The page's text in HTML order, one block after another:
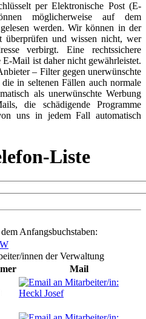
per Elektronische Post (E-
möglicherweise auf dem
werden. Wir können in der
überprüfen und wissen nicht, wer
verbirgt. Eine rechtssichere
Mail ist daher nicht gewährleistet.
– Filter gegen unerwünschte
in seltenen Fällen auch normale
als unerwünschte Werbung
die schädigende Programme
uns in jedem Fall automatisch
Liste
Anfangsbuchstaben:
W
innen der Verwaltung
Mail